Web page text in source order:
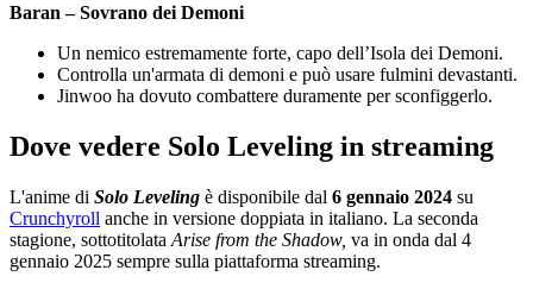
Baran – Sovrano dei Demoni
Un nemico estremamente forte, capo dell’Isola dei Demoni.
Controlla un'armata di demoni e può usare fulmini devastanti.
Jinwoo ha dovuto combattere duramente per sconfiggerlo.
Dove vedere Solo Leveling in streaming
L'anime di Solo Leveling è disponibile dal 6 gennaio 2024 su
Crunchyroll anche in versione doppiata in italiano. La seconda
stagione, sottotitolata Arise from the Shadow, va in onda dal 4
gennaio 2025 sempre sulla piattaforma streaming.